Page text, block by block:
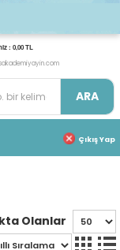
: 0,00 TL
ARA
Çıkış Yap
Olanlar